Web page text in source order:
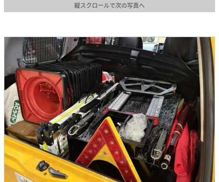
縦スクロールで次の写真へ